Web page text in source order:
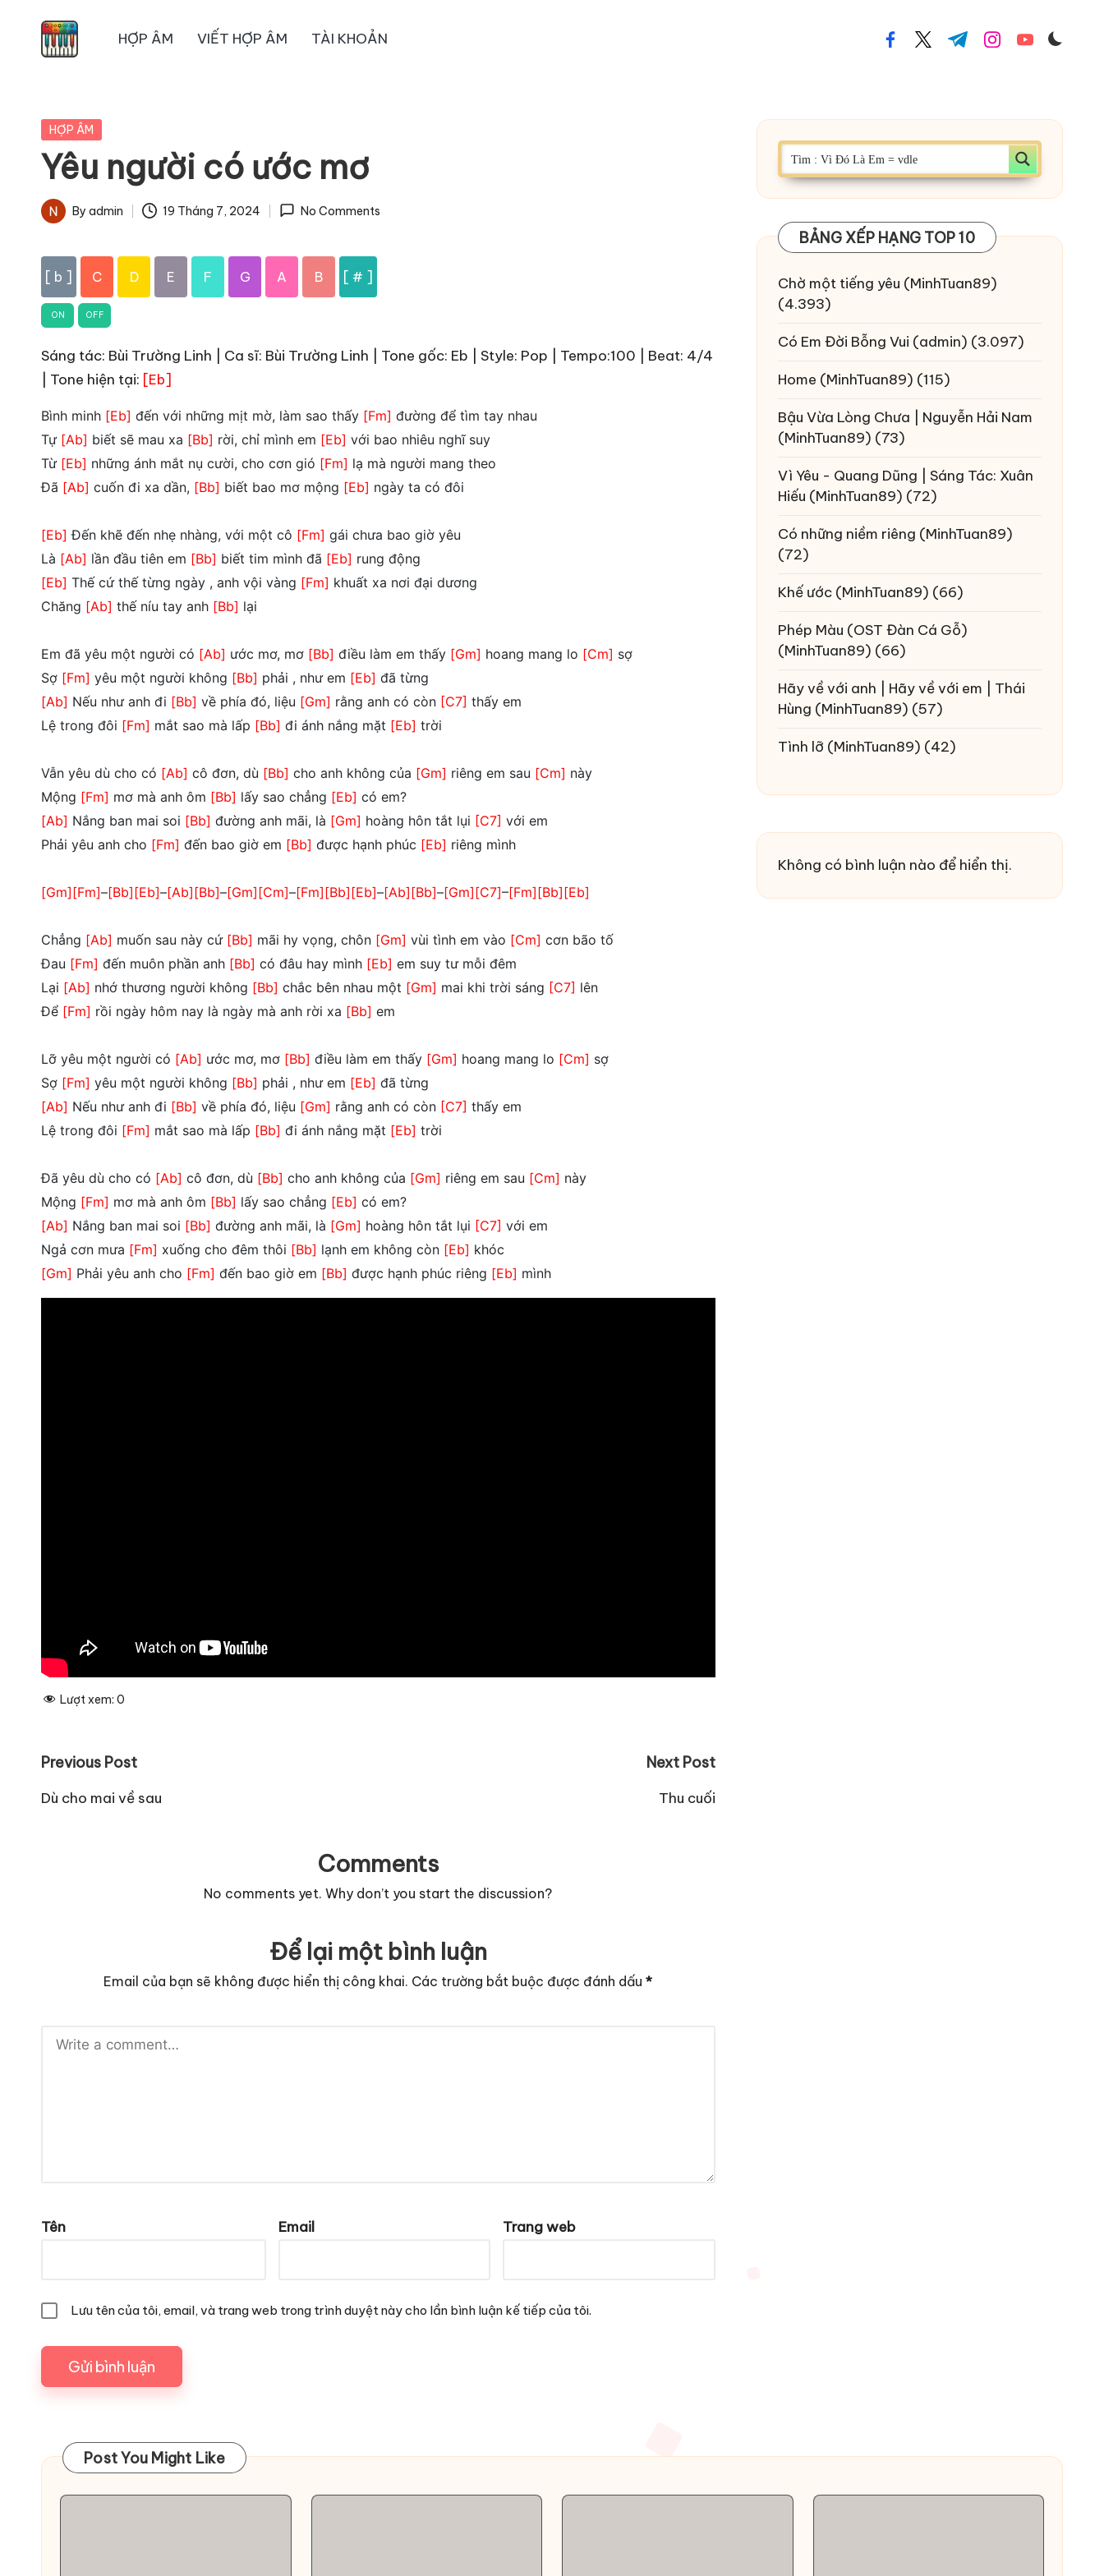
HỢP ÂM VIẾT HỢP ÂM TÀI KHOẢN facebook.com
twitter.com
t.me instagram.com
youtube.com
Posted
HỢP ÂM
Yêu người có ước mơ
Posted
By admin 19 Tháng 7, 2024 No Comments
[ b ] C D E F G A B [ # ]
ON OFF
Sáng tác: Bùi Trường Linh | Ca sĩ: Bùi Trường Linh | Tone gốc: Eb | Style: Pop | Tempo:100 | Beat: 4/4
| Tone hiện tại: [Eb]
Bình minh [Eb] đến với những mịt mờ, làm sao thấy [Fm] đường để tìm tay nhau
Tự [Ab] biết sẽ mau xa [Bb] rời, chỉ mình em [Eb] với bao nhiêu nghĩ suy
Từ [Eb] những ánh mắt nụ cười, cho cơn gió [Fm] lạ mà người mang theo
Đã [Ab] cuốn đi xa dần, [Bb] biết bao mơ mộng [Eb] ngày ta có đôi
[Eb] Đến khẽ đến nhẹ nhàng, với một cô [Fm] gái chưa bao giờ yêu
Là [Ab] lần đầu tiên em [Bb] biết tim mình đã [Eb] rung động
[Eb] Thế cứ thế từng ngày , anh vội vàng [Fm] khuất xa nơi đại dương
Chăng [Ab] thế níu tay anh [Bb] lại
Em đã yêu một người có [Ab] ước mơ, mơ [Bb] điều làm em thấy [Gm] hoang mang lo [Cm] sợ
Sợ [Fm] yêu một người không [Bb] phải , như em [Eb] đã từng
[Ab] Nếu như anh đi [Bb] về phía đó, liệu [Gm] rằng anh có còn [C7] thấy em
Lệ trong đôi [Fm] mắt sao mà lấp [Bb] đi ánh nắng mặt [Eb] trời
Vẫn yêu dù cho có [Ab] cô đơn, dù [Bb] cho anh không của [Gm] riêng em sau [Cm] này
Mộng [Fm] mơ mà anh ôm [Bb] lấy sao chẳng [Eb] có em?
[Ab] Nắng ban mai soi [Bb] đường anh mãi, là [Gm] hoàng hôn tắt lụi [C7] với em
Phải yêu anh cho [Fm] đến bao giờ em [Bb] được hạnh phúc [Eb] riêng mình
[Gm][Fm]–[Bb][Eb]–[Ab][Bb]–[Gm][Cm]–[Fm][Bb][Eb]–[Ab][Bb]–[Gm][C7]–[Fm][Bb][Eb]
Chẳng [Ab] muốn sau này cứ [Bb] mãi hy vọng, chôn [Gm] vùi tình em vào [Cm] cơn bão tố
Đau [Fm] đến muôn phần anh [Bb] có đâu hay mình [Eb] em suy tư mỗi đêm
Lại [Ab] nhớ thương người không [Bb] chắc bên nhau một [Gm] mai khi trời sáng [C7] lên
Để [Fm] rồi ngày hôm nay là ngày mà anh rời xa [Bb] em
Lỡ yêu một người có [Ab] ước mơ, mơ [Bb] điều làm em thấy [Gm] hoang mang lo [Cm] sợ
Sợ [Fm] yêu một người không [Bb] phải , như em [Eb] đã từng
[Ab] Nếu như anh đi [Bb] về phía đó, liệu [Gm] rằng anh có còn [C7] thấy em
Lệ trong đôi [Fm] mắt sao mà lấp [Bb] đi ánh nắng mặt [Eb] trời
Đã yêu dù cho có [Ab] cô đơn, dù [Bb] cho anh không của [Gm] riêng em sau [Cm] này
Mộng [Fm] mơ mà anh ôm [Bb] lấy sao chẳng [Eb] có em?
[Ab] Nắng ban mai soi [Bb] đường anh mãi, là [Gm] hoàng hôn tắt lụi [C7] với em
Ngả cơn mưa [Fm] xuống cho đêm thôi [Bb] lạnh em không còn [Eb] khóc
[Gm] Phải yêu anh cho [Fm] đến bao giờ em [Bb] được hạnh phúc riêng [Eb] mình
Lượt xem: 0
Post
navigation
Previous Post
Dù cho mai về sau
Next Post
Thu cuối
Comments
No comments yet. Why don’t you start the discussion?
Để lại một bình luận
Email của bạn sẽ không được hiển thị công khai. Các trường bắt buộc được đánh dấu*
Tên Email Trang web
Lưu tên của tôi, email, và trang web trong trình duyệt này cho lần bình luận kế tiếp của tôi.
BẢNG XẾP HẠNG TOP 10
Chờ một tiếng yêu (MinhTuan89)
(4.393)
Có Em Đời Bỗng Vui (admin) (3.097)
Home (MinhTuan89) (115)
Bậu Vừa Lòng Chưa | Nguyễn Hải Nam
(MinhTuan89) (73)
Vì Yêu - Quang Dũng | Sáng Tác: Xuân
Hiếu (MinhTuan89) (72)
Có những niềm riêng (MinhTuan89)
(72)
Khế ước (MinhTuan89) (66)
Phép Màu (OST Đàn Cá Gỗ)
(MinhTuan89) (66)
Hãy về với anh | Hãy về với em | Thái
Hùng (MinhTuan89) (57)
Tình lỡ (MinhTuan89) (42)
Không có bình luận nào để hiển thị.
Post You Might Like